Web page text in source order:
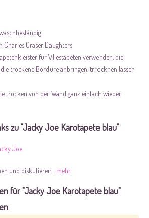
Graser Daughters
für Vliestapeten verwenden, die
trockene Bordüre anbringen, trrocknen lassen
trocken von der Wand ganz einfach wieder
zu "Jacky Joe Karotapete blau"
Joe
und diskutieren...
mehr
für "Jacky Joe Karotapete blau"